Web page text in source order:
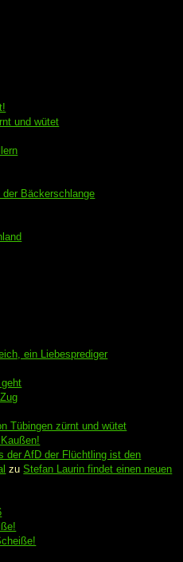
und wütet
Bäckerschlange
ein Liebesprediger
Tübingen zürnt und wütet
der AfD der Flüchtling ist den
zuStefan Laurin findet einen neuen